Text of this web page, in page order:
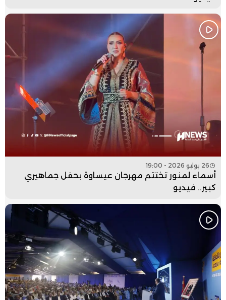
26 يوليو 2026 - 19:00
أسماء لمنور تختتم مهرجان عيساوة بحفل جماهيري
كبير.. فيديو